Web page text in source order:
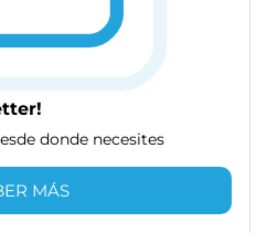
donde necesites
MÁS